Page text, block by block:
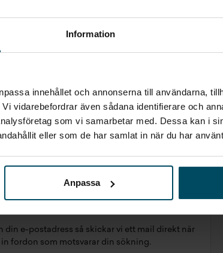
Information
innehållet och annonserna till användarna,
vidarebefordrar även sådana identifierare och
som vi samarbetar med. Dessa kan i
eller som de har samlat in när du har
Anpassa
Inget som riktigt
passade?
STARTA EN BEVAKNING AV:
HYUNDAI IONIQ 6
din e-postadress så skickar vi ett mail direkt när
in fordon som motsvarar din sökning.